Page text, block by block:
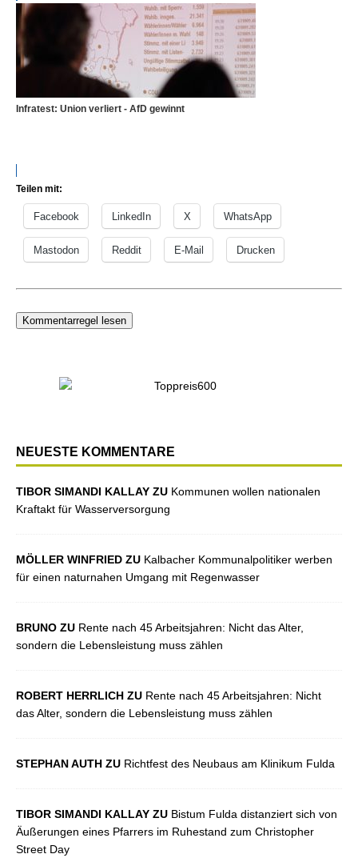
Infratest: Union verliert - AfD gewinnt
Teilen mit:
Facebook LinkedIn X WhatsApp
Mastodon Reddit E-Mail Drucken
Kommentarregel lesen
NEUESTE KOMMENTARE
TIBOR SIMANDI KALLAY ZU Kommunen wollen nationalen
Kraftakt für Wasserversorgung
MÖLLER WINFRIED ZU Kalbacher Kommunalpolitiker werben
für einen naturnahen Umgang mit Regenwasser
BRUNO ZU Rente nach 45 Arbeitsjahren: Nicht das Alter,
sondern die Lebensleistung muss zählen
ROBERT HERRLICH ZU Rente nach 45 Arbeitsjahren: Nicht
das Alter, sondern die Lebensleistung muss zählen
STEPHAN AUTH ZU Richtfest des Neubaus am Klinikum Fulda
TIBOR SIMANDI KALLAY ZU Bistum Fulda distanziert sich von
Äußerungen eines Pfarrers im Ruhestand zum Christopher
Street Day